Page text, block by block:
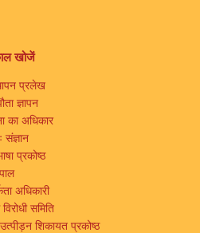
खोजें
प्रलेख
ज्ञापन
का अधिकार
संज्ञान
प्रकोष्ठ
अधिकारी
समिति
शिकायत प्रकोष्ठ